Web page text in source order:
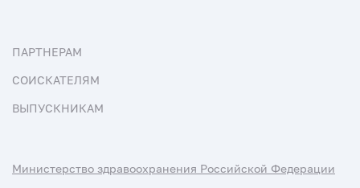
ПАРТНЕРАМ
СОИСКАТЕЛЯМ
ВЫПУСКНИКАМ
Министерство здравоохранения Российской Федерации